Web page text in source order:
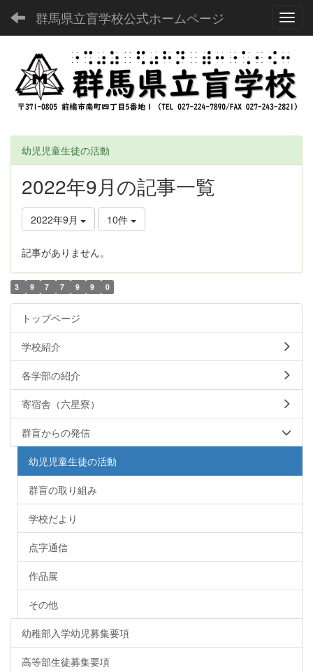
群馬県立盲学校公式ホームページ
幼児児童生徒の活動
2022年9月の記事一覧
2022年9月 10件
記事がありません。
3 9 7 7 9 9 0
トップページ
学校紹介
各学部の紹介
寄宿舎（六星寮）
群盲からの発信
幼児児童生徒の活動
群盲の取り組み
学校だより
点字通信
作品展
その他
幼稚部入学幼児募集要項
高等部生徒募集要項